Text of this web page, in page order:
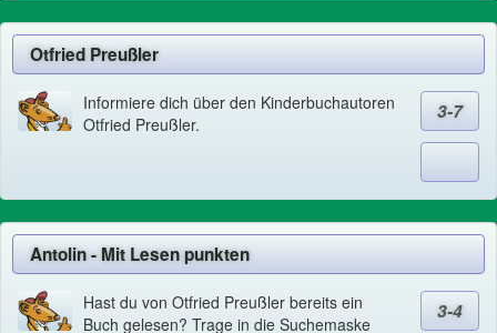
Otfried Preußler
Informiere dich über den Kinderbuchautoren
Otfried Preußler.
3-7
Antolin - Mit Lesen punkten
Hast du von Otfried Preußler bereits ein
Buch gelesen? Trage in die Suchemaske
3-4